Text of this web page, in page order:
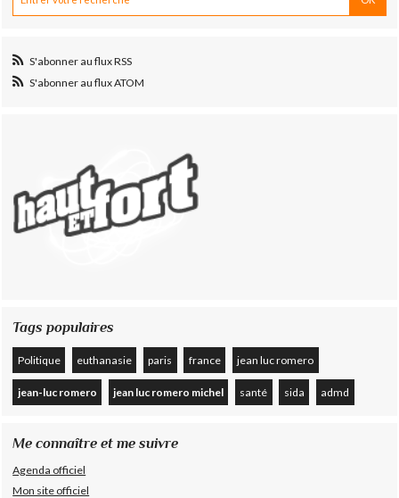
S'abonner au flux RSS
S'abonner au flux ATOM
Tags populaires
Politique euthanasie paris france jean luc romero
jean-luc romero jean luc romero michel santé sida admd
Me connaître et me suivre
Agenda officiel
Mon site officiel